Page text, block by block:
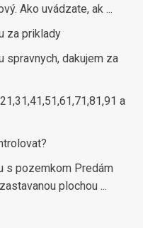
Ako uvádzate, ak ...
za priklady
spravnych, dakujem za
a
s pozemkom Predám
plochou ...